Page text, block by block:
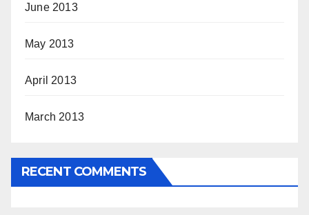
June 2013
May 2013
April 2013
March 2013
RECENT COMMENTS